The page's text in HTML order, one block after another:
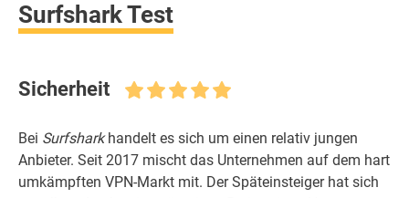
Surfshark Test
Sicherheit
Bei Surfsharkhandelt es sich um einen relativ jungen
Anbieter. Seit 2017 mischt das Unternehmen auf dem hart
umkämpften VPN-Markt mit. Der Späteinsteiger hat sich